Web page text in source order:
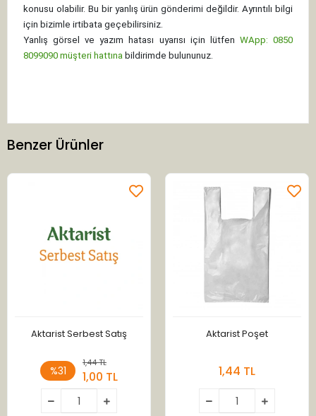
konusu olabilir. Bu bir yanlış ürün gönderimi değildir. Ayrıntılı bilgi
için bizimle irtibata geçebilirsiniz.
Yanlış görsel ve yazım hatası uyarısı için lütfen WApp: 0850
8099090 müşteri hattına bildirimde bulununuz.
Benzer Ürünler
Aktarist Serbest Satış
%31
1,44 TL
1,00 TL
Aktarist Poşet
1,44 TL